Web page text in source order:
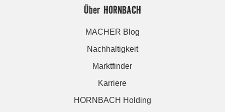
Über HORNBACH
MACHER Blog
Nachhaltigkeit
Marktfinder
Karriere
HORNBACH Holding